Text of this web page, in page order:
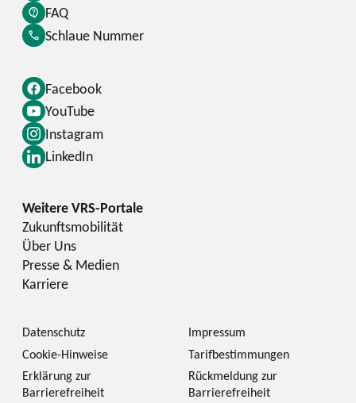
Facebook
YouTube
Instagram
LinkedIn
FAQ
Schlaue Nummer
Zukunftsmobilität
Über Uns
Presse & Medien
Karriere
Datenschutz
Impressum
Cookie-Hinweise
Tarifbestimmungen
Erklärung zur
Barrierefreiheit
Rückmeldung zur
Barrierefreiheit